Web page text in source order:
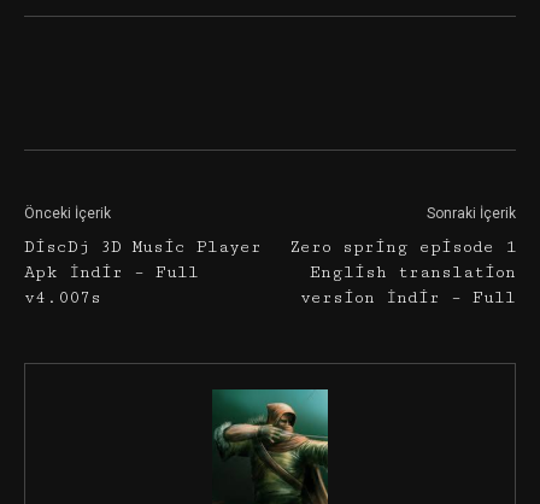
Önceki İçerik
DiscDj 3D Music Player
Apk İndir – Full
v4.007s
Sonraki İçerik
Zero spring episode 1
English translation
version İndir – Full